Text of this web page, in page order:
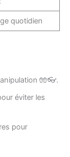
quotidien
🧤👓.
éviter les
pour